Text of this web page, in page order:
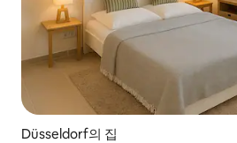
Düsseldorf의 집